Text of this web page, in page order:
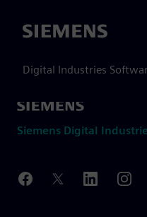
Siemens
Digital Industries
Siemens Digital